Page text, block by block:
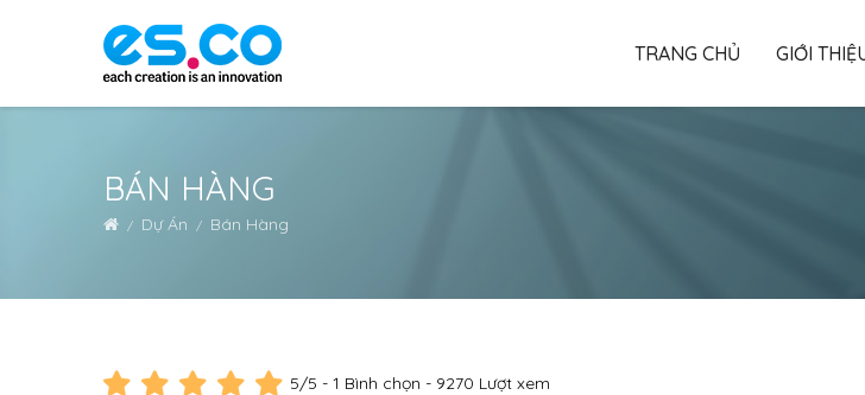
TRANG CHỦ GIỚI
BÁN HÀNG
Dự Án Bán Hàng
5/5 - 1 Bình chọn - 9270 Lượt xem